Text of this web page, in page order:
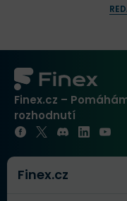
Finex.cz –
rozhodnutí
Finex.cz